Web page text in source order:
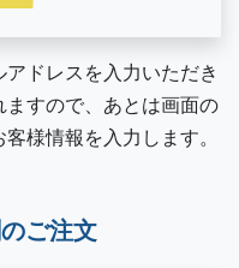
アドレスを入力いただき
ますので、あとは画面の
様情報を入力します。
ご注文